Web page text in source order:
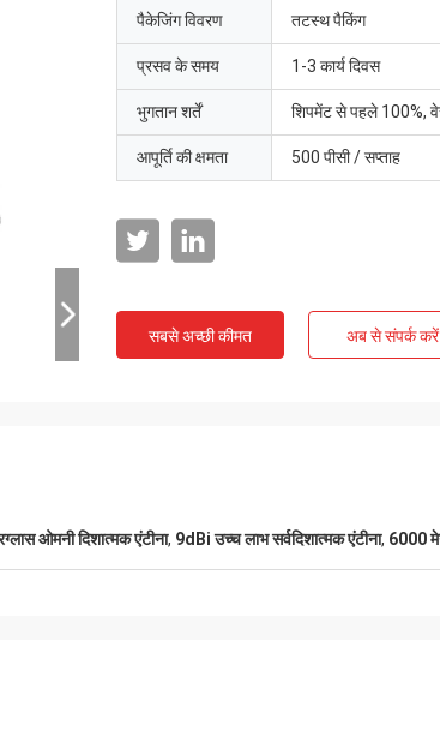
पैकेजिंग विवरण तटस्थ पैकिंग
प्रसव के समय 1-3 कार्य दिवस
भुगतान शर्तें शिपमेंट से पहले 100%,
आपूर्ति की क्षमता 500 पीसी / सप्ताह
सबसे अच्छी कीमत अब से संपर्क करें
ओमनी दिशात्मक एंटीना, 9dBi उच्च लाभ सर्वदिशात्मक एंटीना, 6000